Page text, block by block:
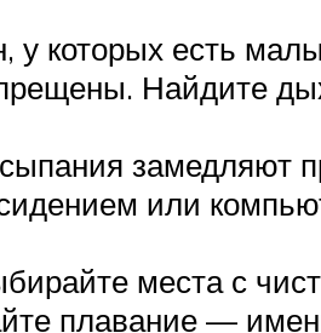
которых есть
Найдите
замедляют
или
места с
плавание —